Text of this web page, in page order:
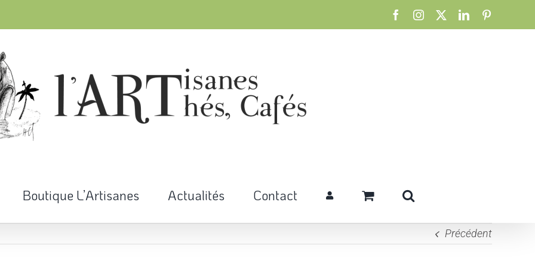
FacebookInstagram LinkedIn
Boutique L’Artisanes Actualités Contact
Précédent